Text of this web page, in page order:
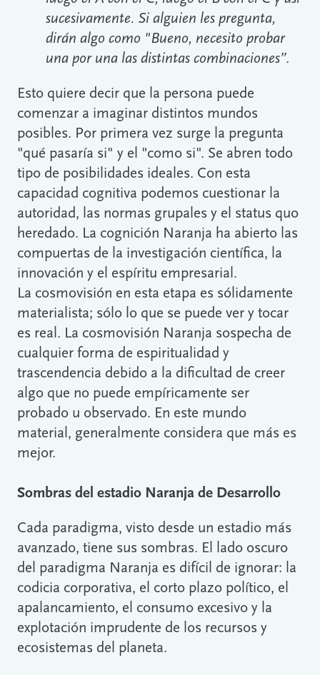
sucesivamente. Si alguien les pregunta,
dirán algo como "Bueno, necesito probar
una por una las distintas combinaciones”.
Esto quiere decir que la persona puede
comenzar a imaginar distintos mundos
posibles. Por primera vez surge la pregunta
"qué pasaría si" y el "como si". Se abren todo
tipo de posibilidades ideales. Con esta
capacidad cognitiva podemos cuestionar la
autoridad, las normas grupales y el status quo
heredado. La cognición Naranja ha abierto las
compuertas de la investigación científica, la
innovación y el espíritu empresarial.
La cosmovisión en esta etapa es sólidamente
materialista; sólo lo que se puede ver y tocar
es real. La cosmovisión Naranja sospecha de
cualquier forma de espiritualidad y
trascendencia debido a la dificultad de creer
algo que no puede empíricamente ser
probado u observado. En este mundo
material, generalmente considera que más es
mejor.
Sombras del estadio Naranja de Desarrollo
Cada paradigma, visto desde un estadio más
avanzado, tiene sus sombras. El lado oscuro
del paradigma Naranja es difícil de ignorar: la
codicia corporativa, el corto plazo político, el
apalancamiento, el consumo excesivo y la
explotación imprudente de los recursos y
ecosistemas del planeta.